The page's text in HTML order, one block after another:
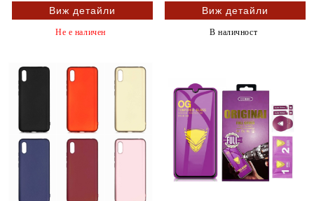
Виж детайли
Не е наличен
Виж детайли
В наличност